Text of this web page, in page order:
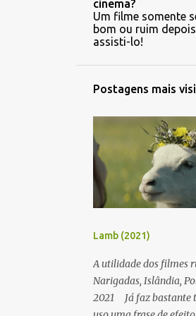
cinema?
Um filme somente
bom ou ruim
assisti-lo!
Postagens mais
Lamb (2021)
A utilidade dos filmes
Narigadas, Islândia,
2021 Já faz bastante